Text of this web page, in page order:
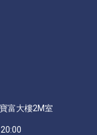
富大樓2M室